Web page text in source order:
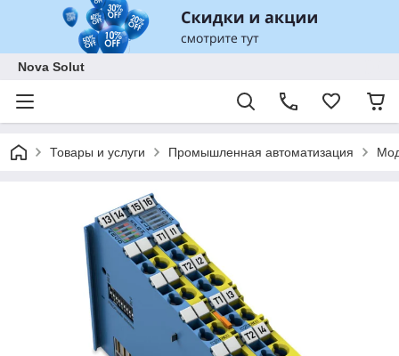
Nova Solut
Товары и услуги Промышленная автоматизация